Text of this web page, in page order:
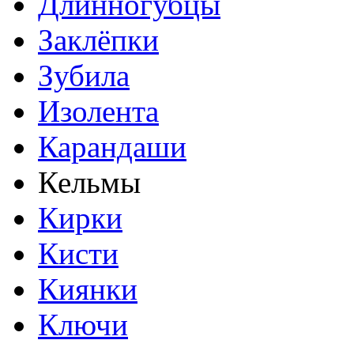
Заклёпки
Зубила
Изолента
Карандаши
Кельмы
Кирки
Кисти
Киянки
Ключи